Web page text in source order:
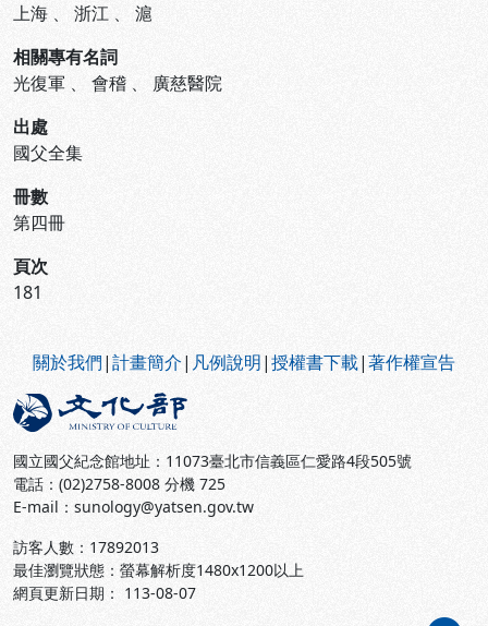
上海 、 浙江 、 滬
相關專有名詞
光復軍 、 會稽 、 廣慈醫院
出處
國父全集
冊數
第四冊
頁次
181
關於我們|計畫簡介| 凡例說明|授權書下載|著作權宣告
國立國父紀念館地址：11073臺北市信義區仁愛路4段505號
電話：(02)2758-8008 分機 725
E-mail：sunology@yatsen.gov.tw
訪客人數： 17892013
最佳瀏覽狀態：螢幕解析度1480x1200以上
網頁更新日期： 113-08-07